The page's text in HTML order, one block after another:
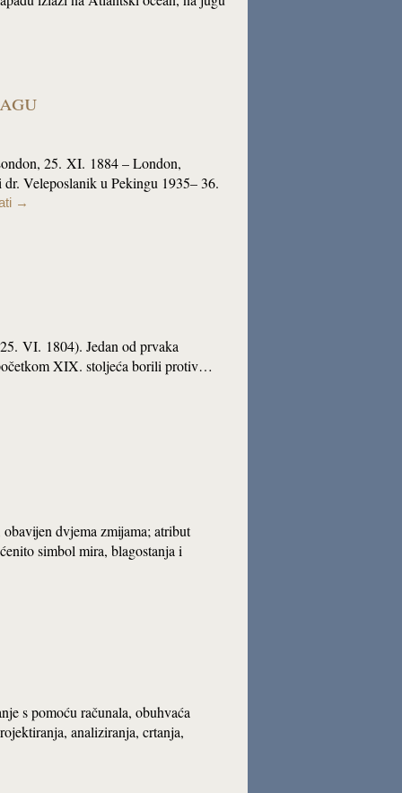
25. XI. 1884 – London,
Veleposlanik u Pekingu 1935– 36.
→
VI. 1804). Jedan od prvaka
XIX. stoljeća borili protiv…
dvjema zmijama; atribut
simbol mira, blagostanja i
s pomoću računala, obuhvaća
analiziranja, crtanja,